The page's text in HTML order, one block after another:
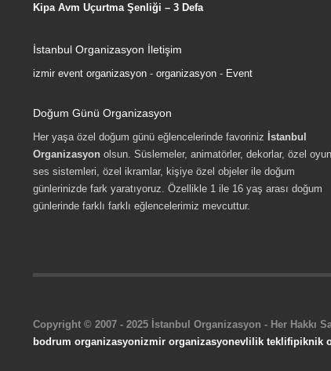
Kipa Avm Uçurtma Şenliği – 3 Defa
İstanbul Organizasyon İletişim
izmir event organizasyon - organizasyon - Event
Doğum Günü Organizasyon
Her yaşa özel doğum günü eğlencelerinde favoriniz İstanbul
Organizasyon olsun. Süslemeler, animatörler, dekorlar, özel
ses sistemleri, özel ikramlar, kişiye özel objeler ile doğum
günlerinizde fark yaratıyoruz. Özellikle 1 ile 16 yaş arası doğum
günlerinde farklı farklı eğlencelerimiz mevcuttur.
Copyright © 2007 - 2025 İstanbul Organizasyon - Her Hakkı
bodrum organizasyonizmir organizasyonevlilik teklifipiknik